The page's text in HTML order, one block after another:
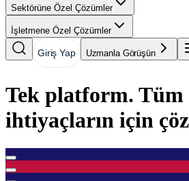
Sektörüne Özel Çözümler
İşletmene Özel Çözümler
Giriş Yap Uzmanla Görüşün
Tek platform. Tüm
ihtiyaçların için